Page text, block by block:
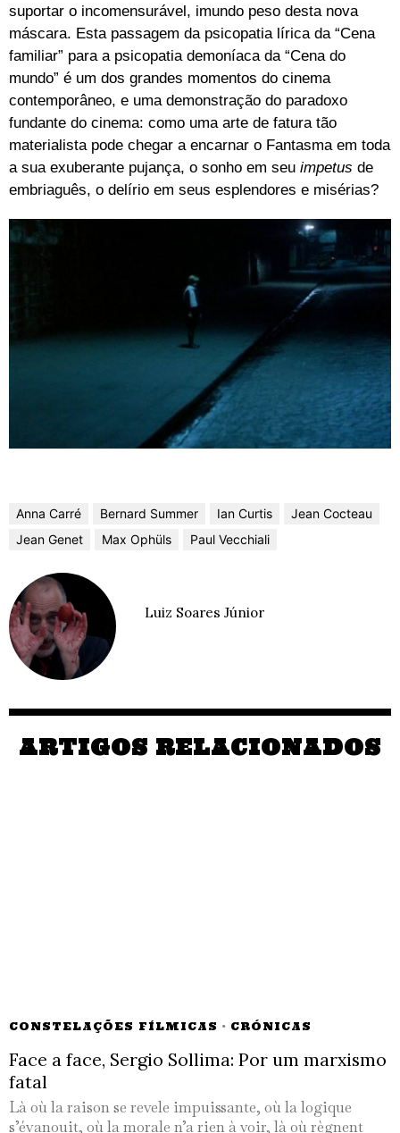
suportar o incomensurável, imundo peso desta nova
máscara. Esta passagem da psicopatia lírica da “Cena
familiar” para a psicopatia demoníaca da “Cena do
mundo” é um dos grandes momentos do cinema
contemporâneo, e uma demonstração do paradoxo
fundante do cinema: como uma arte de fatura tão
materialista pode chegar a encarnar o Fantasma em toda
a sua exuberante pujança, o sonho em seu impetus de
embriaguês, o delírio em seus esplendores e misérias?
Anna Carré Bernard Summer Ian Curtis
Jean Cocteau
Jean Genet
Max Ophüls Paul Vecchiali
Luiz Soares Júnior
ARTIGOS RELACIONADOS
CONSTELAÇÕES FÍLMICAS · CRÓNICAS
Face a face, Sergio Sollima: Por um marxismo
fatal
Là où la raison se revele impuissante, où la logique
s’évanouit, où la morale n’a rien à voir, là où règnent